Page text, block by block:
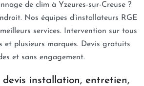
de clim à Yzeures-sur-Creuse ?
Nos équipes d’installateurs RGE
services. Intervention sur tous
et plusieurs marques. Devis gratuits
et sans engagement.
devis installation, entretien,